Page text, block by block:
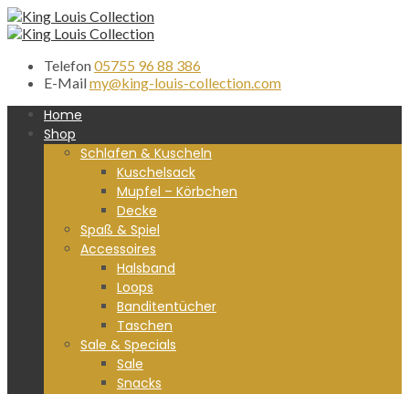
Telefon05755 96 88 386
E-Mailmy@king-louis-collection.com
Home
Shop
Schlafen & Kuscheln
Kuschelsack
Mupfel – Körbchen
Decke
Spaß & Spiel
Accessoires
Halsband
Loops
Banditentücher
Taschen
Sale & Specials
Sale
Snacks